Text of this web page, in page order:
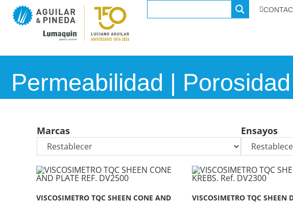
Permeabilidad | Porosidad
Marcas Ensayos
VISCOSIMETRO TQC SHEEN CONE AND
VISCOSIMETRO TQC SHEEN